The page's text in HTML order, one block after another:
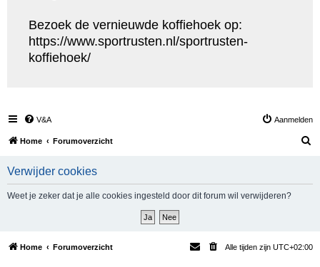
Bezoek de vernieuwde koffiehoek op:
https://www.sportrusten.nl/sportrusten-
koffiehoek/
V&A Aanmelden
Home Forumoverzicht
Verwijder cookies
Weet je zeker dat je alle cookies ingesteld door dit forum wil verwijderen?
Home Forumoverzicht Alle tijden zijn UTC+02:00